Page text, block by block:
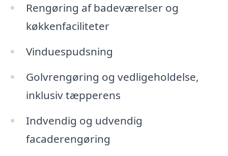
Rengøring af badeværelser og
køkkenfaciliteter
Vinduespudsning
Golvrengøring og vedligeholdelse,
inklusiv tæpperens
Indvendig og udvendig
facaderengøring